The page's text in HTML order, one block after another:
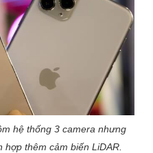
hệ thống 3 camera nhưng
thêm cảm biến LiDAR.